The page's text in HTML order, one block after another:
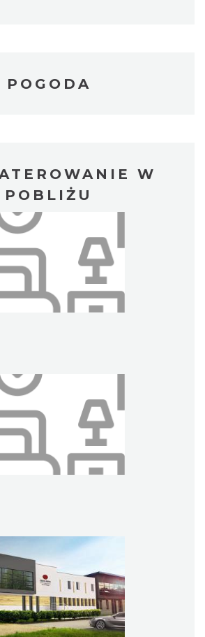
POGODA
W
POBLIŻU